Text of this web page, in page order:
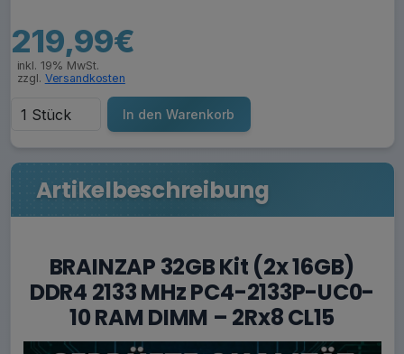
219,99€
inkl. 19% MwSt.
zzgl. Versandkosten
In den Warenkorb
Artikelbeschreibung
BRAINZAP 32GB Kit (2x 16GB)
DDR4 2133 MHz PC4-2133P-UC0-
10 RAM DIMM – 2Rx8 CL15